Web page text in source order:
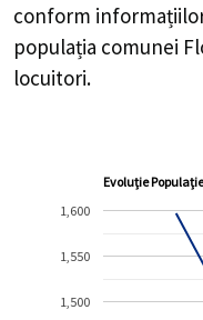
conform
populația comunei
locuitori.
Evoluție
1,500
1,550
1,600